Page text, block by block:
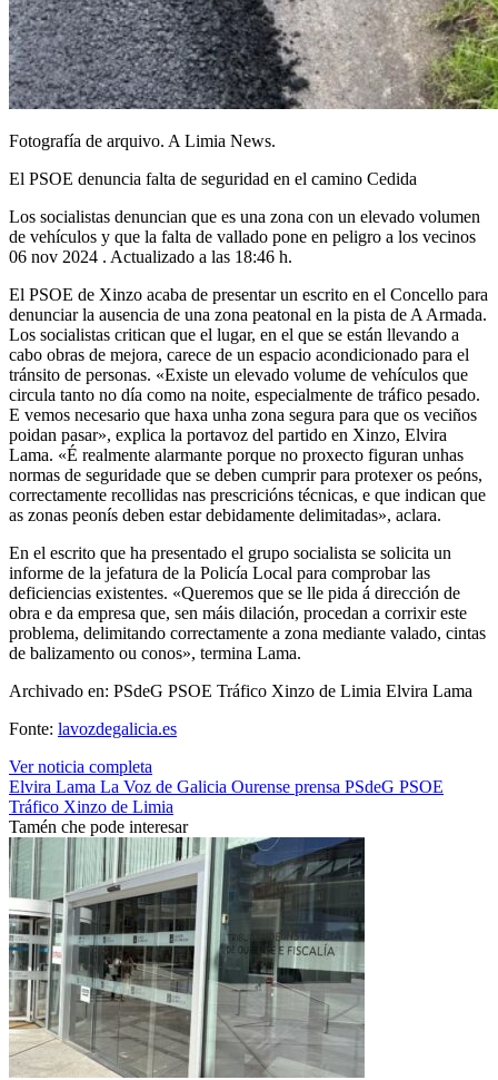
Fotografía de arquivo. A Limia News.
El PSOE denuncia falta de seguridad en el camino Cedida
Los socialistas denuncian que es una zona con un elevado volumen
de vehículos y que la falta de vallado pone en peligro a los vecinos
06 nov 2024 . Actualizado a las 18:46 h.
El PSOE de Xinzo acaba de presentar un escrito en el Concello para
denunciar la ausencia de una zona peatonal en la pista de A Armada.
Los socialistas critican que el lugar, en el que se están llevando a
cabo obras de mejora, carece de un espacio acondicionado para el
tránsito de personas. «Existe un elevado volume de vehículos que
circula tanto no día como na noite, especialmente de tráfico pesado.
E vemos necesario que haxa unha zona segura para que os veciños
poidan pasar», explica la portavoz del partido en Xinzo, Elvira
Lama. «É realmente alarmante porque no proxecto figuran unhas
normas de seguridade que se deben cumprir para protexer os peóns,
correctamente recollidas nas prescricións técnicas, e que indican que
as zonas peonís deben estar debidamente delimitadas», aclara.
En el escrito que ha presentado el grupo socialista se solicita un
informe de la jefatura de la Policía Local para comprobar las
deficiencias existentes. «Queremos que se lle pida á dirección de
obra e da empresa que, sen máis dilación, procedan a corrixir este
problema, delimitando correctamente a zona mediante valado, cintas
de balizamento ou conos», termina Lama.
Archivado en: PSdeG PSOE Tráfico Xinzo de Limia Elvira Lama
Fonte: lavozdegalicia.es
Ver noticia completa
Elvira Lama La Voz de Galicia Ourense prensa PSdeG PSOE
Tráfico Xinzo de Limia
Tamén che pode interesar